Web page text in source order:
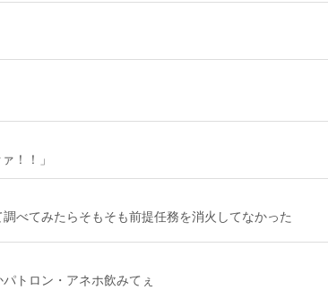
！！」
べてみたらそもそも前提任務を消火してなかった
トロン・アネホ飲みてぇ